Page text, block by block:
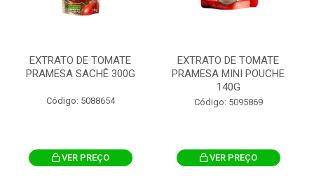
EXTRATO DE TOMATE
PRAMESA SACHÊ 300G
Código: 5088654
VER PREÇO
EXTRATO DE TOMATE
PRAMESA MINI POUCHE
140G
Código: 5095869
VER PREÇO